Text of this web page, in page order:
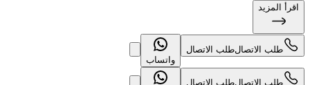
اقرأ المزيد
طلب الاتصالطلب الاتصال
واتساب
طلب الاتصالطلب الاتصال